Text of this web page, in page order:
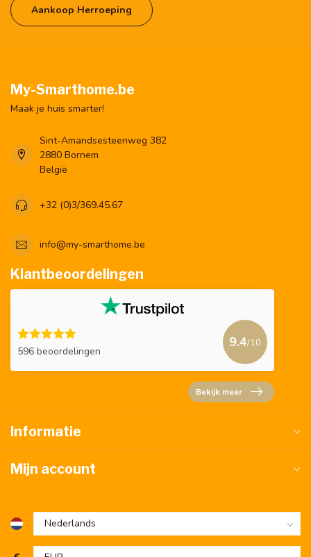
Aankoop Herroeping
My-Smarthome.be
Maak je huis smarter!
Sint-Amandsesteenweg 382
2880 Bornem
België
+32 (0)3/369.45.67
info@my-smarthome.be
Klantbeoordelingen
596 beoordelingen
9.4/10
Bekijk meer
Informatie
Mijn account